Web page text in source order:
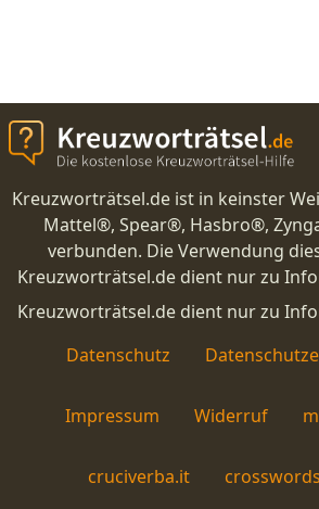
Kreuzworträtsel.de ist in keinster
Mattel®, Spear®, Hasbro®,
verbunden. Die Verwendung
Kreuzworträtsel.de dient nur zu
Kreuzworträtsel.de dient nur zu
Datenschutz
Impressum Widerruf
cruciverba.it